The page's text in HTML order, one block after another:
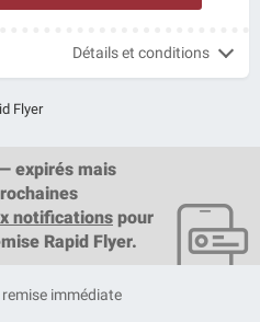
Détails et conditions
Flyer
expirés mais
notifications pour
Rapid Flyer.
immédiate